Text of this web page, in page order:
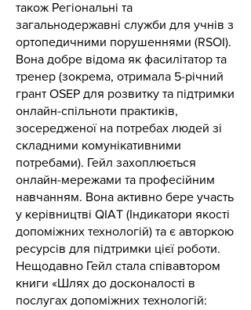
також Регіональні та
загальнодержавні служби для учнів з
ортопедичними порушеннями (RSOI).
Вона добре відома як фасилітатор та
тренер (зокрема, отримала 5-річний
грант OSEP для розвитку та підтримки
онлайн-спільноти практиків,
зосередженої на потребах людей зі
складними комунікативними
потребами). Гейл захоплюється
онлайн-мережами та професійним
навчанням. Вона активно бере участь
у керівництві QIAT (Індикатори якості
допоміжних технологій) та є авторкою
ресурсів для підтримки цієї роботи.
Нещодавно Гейл стала співавтором
книги «Шлях до досконалості в
послугах допоміжних технологій: